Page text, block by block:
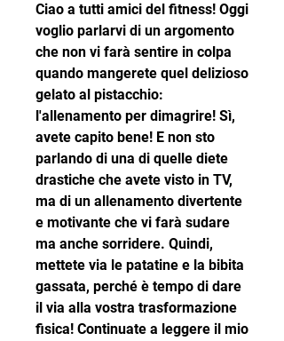
Ciao a tutti amici del fitness! Oggi
voglio parlarvi di un argomento
che non vi farà sentire in colpa
quando mangerete quel delizioso
gelato al pistacchio:
l'allenamento per dimagrire! Sì,
avete capito bene! E non sto
parlando di una di quelle diete
drastiche che avete visto in TV,
ma di un allenamento divertente
e motivante che vi farà sudare
ma anche sorridere. Quindi,
mettete via le patatine e la bibita
gassata, perché è tempo di dare
il via alla vostra trasformazione
fisica! Continuate a leggere il mio